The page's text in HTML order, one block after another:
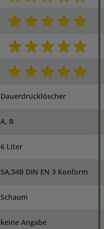
Dauerdrucklöscher
A, B
6 Liter
5A,34B DIN EN 3 Konform
Schaum
keine Angabe